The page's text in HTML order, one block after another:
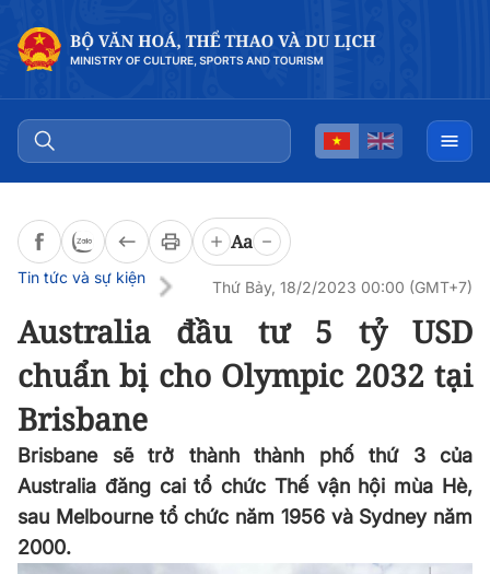
Aa
Tin tức và sự kiện
Thứ Bảy, 18/2/2023 00:00 (GMT+7)
Australia đầu tư 5 tỷ USD
chuẩn bị cho Olympic 2032 tại
Brisbane
Brisbane sẽ trở thành thành phố thứ 3 của
Australia đăng cai tổ chức Thế vận hội mùa Hè,
sau Melbourne tổ chức năm 1956 và Sydney năm
2000.
Đọc bài